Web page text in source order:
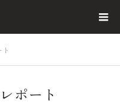
ポート